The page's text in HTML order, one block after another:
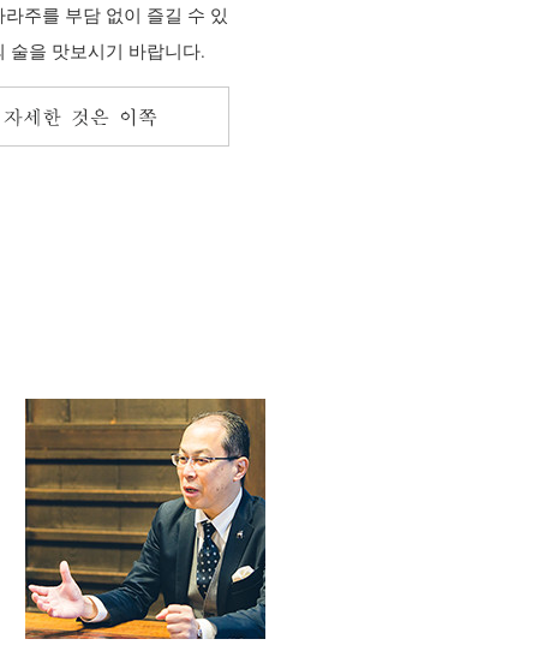
주를 부담 없이 즐길 수 있
술을 맛보시기 바랍니다.